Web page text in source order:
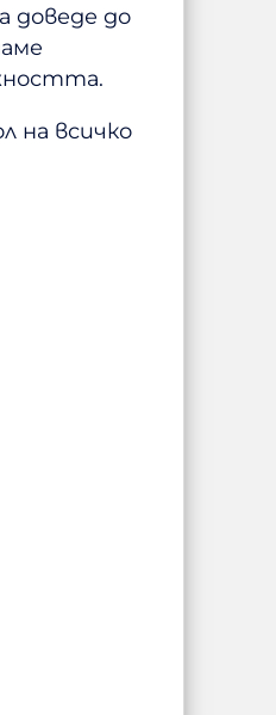
доведе до
на всичко